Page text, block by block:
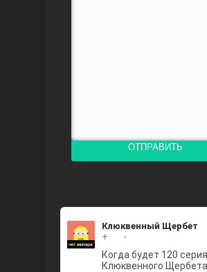
ОТПРАВИТЬ
Клюквенный Щербет
+
-
Когда будет 120 серия
Клюквенного